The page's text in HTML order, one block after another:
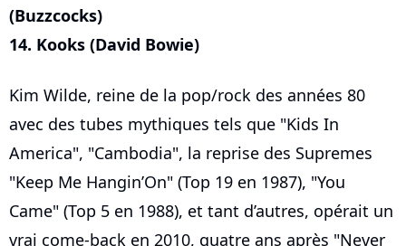
(Buzzcocks)
14. Kooks (David Bowie)
Kim Wilde, reine de la pop/rock des années 80
avec des tubes mythiques tels que "Kids In
America", "Cambodia", la reprise des Supremes
"Keep Me Hangin’On" (Top 19 en 1987), "You
Came" (Top 5 en 1988), et tant d’autres, opérait un
vrai come-back en 2010, quatre ans après "Never